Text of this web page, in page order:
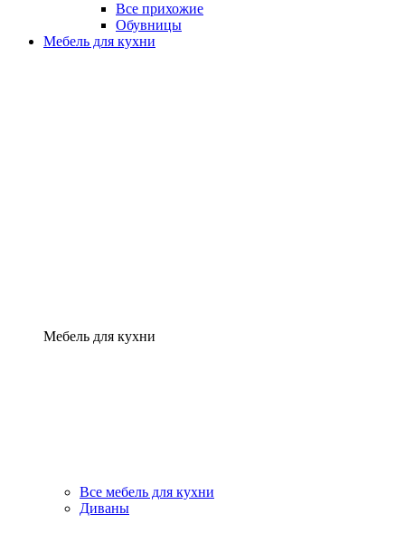
Все прихожие
Обувницы
Мебель для кухни
Мебель для кухни
Все мебель для кухни
Диваны